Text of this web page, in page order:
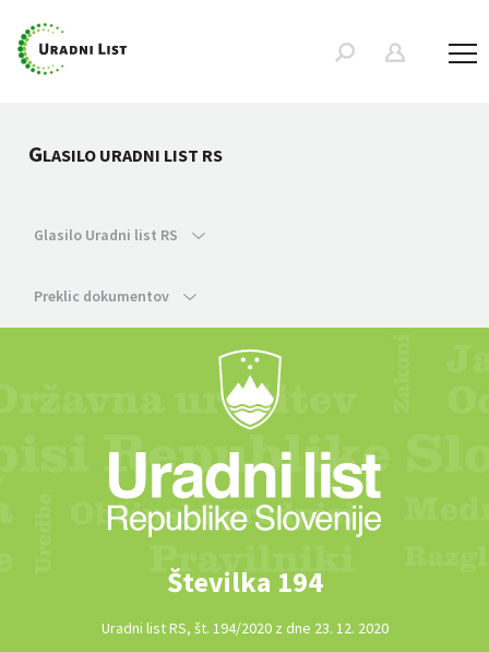
GLASILO URADNI LIST RS
Glasilo Uradni list RS
Preklic dokumentov
Številka 194
Uradni list RS, št. 194/2020 z dne 23. 12. 2020